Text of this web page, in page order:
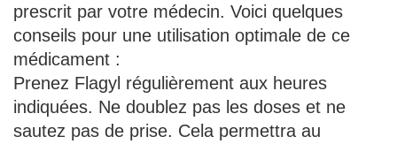
prescrit par votre médecin. Voici quelques
conseils pour une utilisation optimale de ce
médicament :
Prenez Flagyl régulièrement aux heures
indiquées. Ne doublez pas les doses et ne
sautez pas de prise. Cela permettra au